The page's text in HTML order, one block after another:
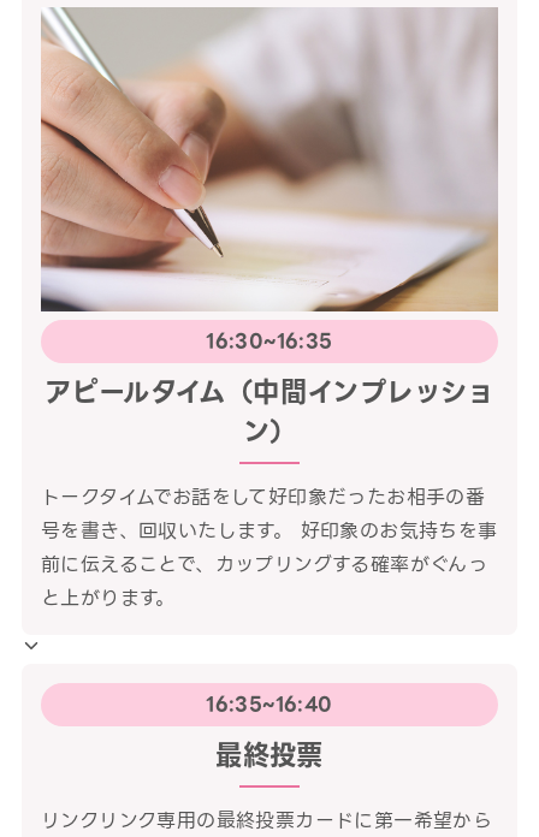
16:30~16:35
アピールタイム（中間インプレッショ
ン）
トークタイムでお話をして好印象だったお相手の番
号を書き、回収いたします。 好印象のお気持ちを事
前に伝えることで、カップリングする確率がぐんっ
と上がります。
16:35~16:40
最終投票
リンクリンク専用の最終投票カードに第一希望から